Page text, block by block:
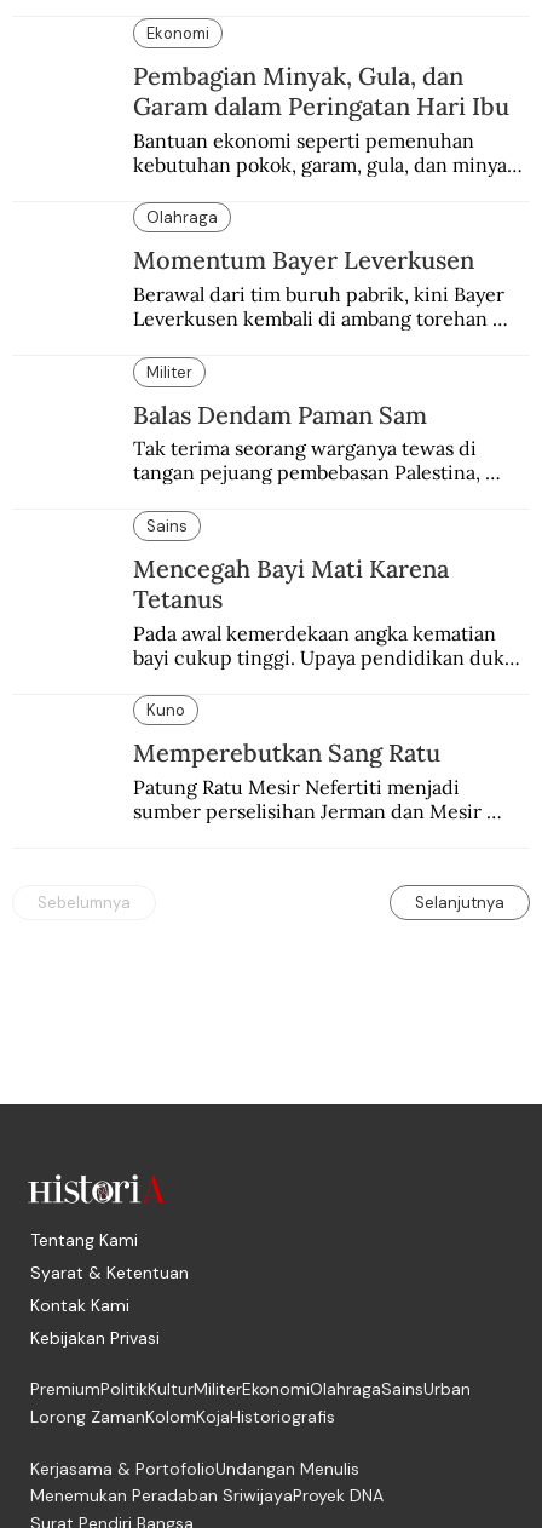
Ekonomi
Pembagian Minyak, Gula, dan
Garam dalam Peringatan Hari Ibu
Bantuan ekonomi seperti pemenuhan
kebutuhan pokok, garam, gula, dan minyak
peringatan Hari Ibu.
Olahraga
Momentum Bayer Leverkusen
Berawal dari tim buruh pabrik, kini Bayer
Leverkusen kembali di ambang torehan
“Neverkusen”.
Militer
Balas Dendam Paman Sam
Tak terima seorang warganya tewas di
tangan pejuang pembebasan Palestina,
pembalasan.
Sains
Mencegah Bayi Mati Karena
Tetanus
Pada awal kemerdekaan angka kematian
bayi cukup tinggi. Upaya pendidikan dukun
Kuno
Memperebutkan Sang Ratu
Patung Ratu Mesir Nefertiti menjadi
sumber perselisihan Jerman dan Mesir
Sebelumnya Selanjutnya
Tentang Kami
Syarat & Ketentuan
Kontak Kami
Kebijakan Privasi
PremiumPolitikKulturMiliterEkonomiOlahragaSainsUrban
Lorong ZamanKolomKojaHistoriografis
Kerjasama & PortofolioUndangan Menulis
Menemukan Peradaban SriwijayaProyek DNA
Surat Pendiri Bangsa